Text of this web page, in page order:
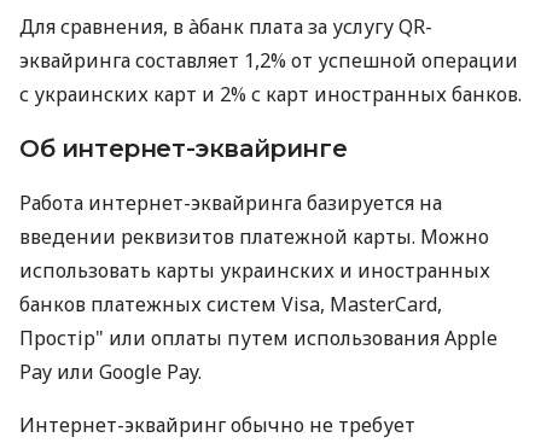
Для сравнения, в àбанк плата за услугу QR-
эквайринга составляет 1,2% от успешной операции
с украинских карт и 2% с карт иностранных банков.
Об интернет-эквайринге
Работа интернет-эквайринга базируется на
введении реквизитов платежной карты. Можно
использовать карты украинских и иностранных
банков платежных систем Visa, MasterCard,
Простір" или оплаты путем использования Apple
Pay или Google Pay.
Интернет-эквайринг обычно не требует